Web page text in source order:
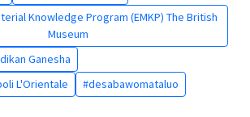
Knowledge Program (EMKP) The British
Museum
Ganesha
L'Orientale
#desabawomataluo